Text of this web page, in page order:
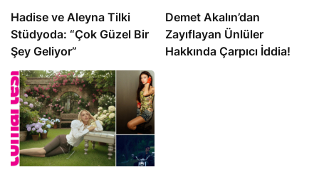
Hadise ve Aleyna Tilki
Stüdyoda: “Çok Güzel Bir
Şey Geliyor”
Demet Akalın’dan
Zayıflayan Ünlüler
Hakkında Çarpıcı İddia!